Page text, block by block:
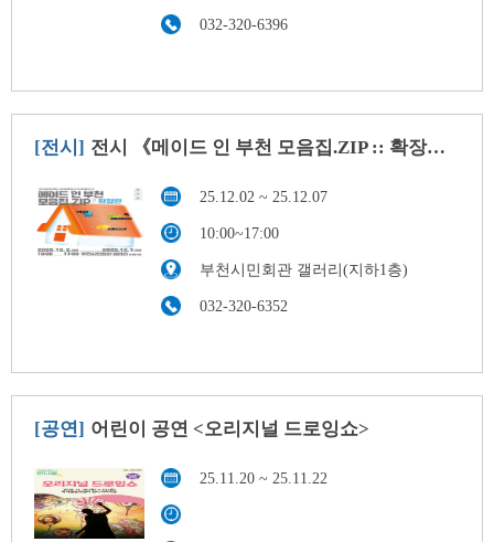
032-320-6396
[전시] 전시 《메이드 인 부천 모음집.ZIP :: 확장판》
25.12.02 ~ 25.12.07
10:00~17:00
부천시민회관 갤러리(지하1층)
032-320-6352
[공연] 어린이 공연 <오리지널 드로잉쇼>
25.11.20 ~ 25.11.22